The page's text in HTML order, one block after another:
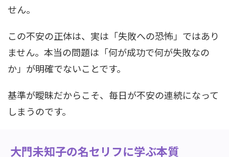
せん。
この不安の正体は、実は「失敗への恐怖」ではあり
ません。本当の問題は「何が成功で何が失敗なの
か」が明確でないことです。
基準が曖昧だからこそ、毎日が不安の連続になって
しまうのです。
大門未知子の名セリフに学ぶ本質